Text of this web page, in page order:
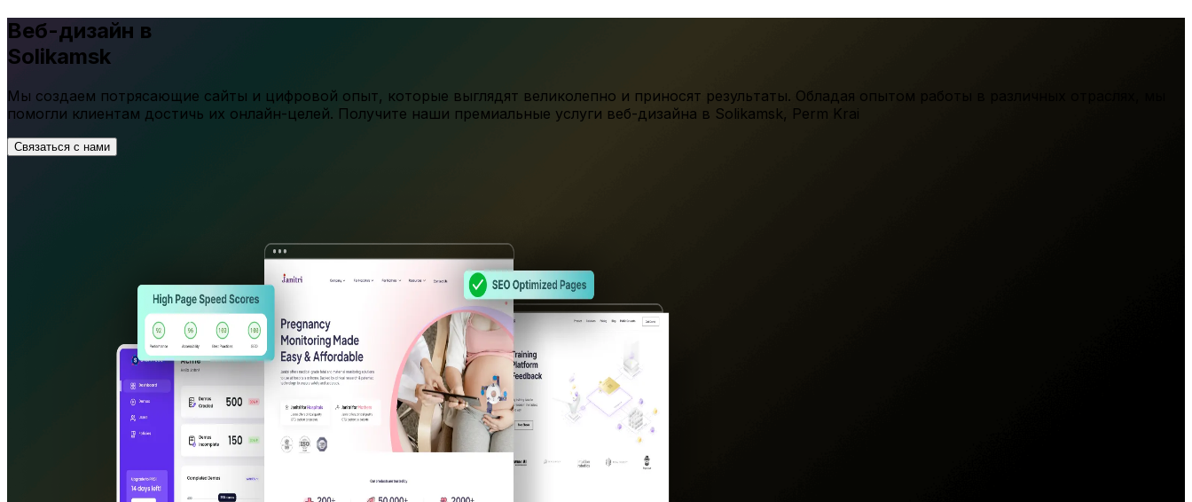
Веб-дизайн в
Solikamsk
Мы создаем потрясающие сайты и цифровой опыт, которые выглядят великолепно и приносят результаты. Обладая опытом работы в различных отраслях, мы
помогли клиентам достичь их онлайн-целей. Получите наши премиальные услуги веб-дизайна в Solikamsk, Perm Krai
Связаться с нами